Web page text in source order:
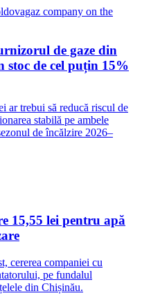
de gaze din
stoc de cel puțin 15%
ar trebui să reducă riscul de
stabilă pe ambele
de încălzire 2026–
15,55 lei pentru apă
cererea companiei cu
pe fundalul
din Chișinău.